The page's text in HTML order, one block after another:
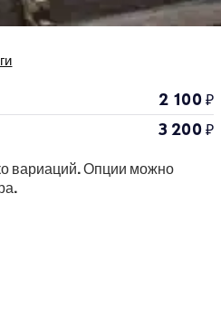
2 100₽
3 200₽
вариаций. Опции можно